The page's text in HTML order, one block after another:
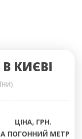
КИЄВІ
ЦІНА, ГРН.
ПОГОННИЙ МЕТР